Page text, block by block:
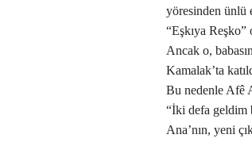
yöresinden ünlü
“Eşkıya Reşko”
Ancak o,
Kamalak’ta
Bu nedenle Afê
“İki defa geldim
Ana’nın, yeni